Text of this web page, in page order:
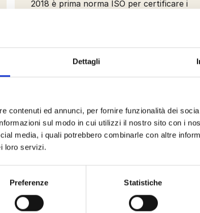
Dettagli
contenuti ed annunci, per fornire funzionalità dei
sul modo in cui utilizzi il nostro sito con i
media, i quali potrebbero combinarle con altre
loro servizi.
Preferenze Statistiche
2018 è prima norma ISO per certificare i
nel 2024 per l’introduzione dei requisiti
relativi ai cambiamenti climatici.
di lavoro, aiutando le aziende a
.